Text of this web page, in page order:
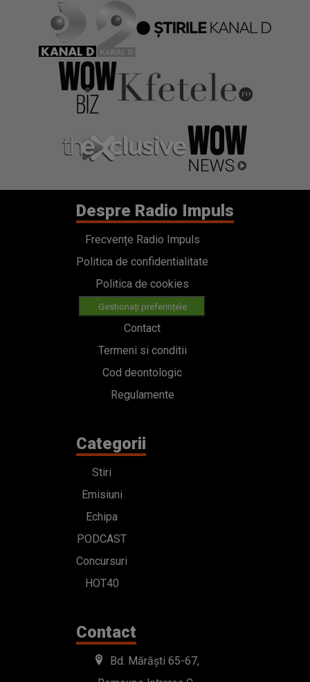
Despre Radio Impuls
Frecvențe Radio Impuls
Politica de confidentialitate
Politica de cookies
Gestionați preferințele
Contact
Termeni si conditii
Cod deontologic
Regulamente
Categorii
Stiri
Emisiuni
Echipa
PODCAST
Concursuri
HOT40
Contact
Bd. Mărăști 65-67,